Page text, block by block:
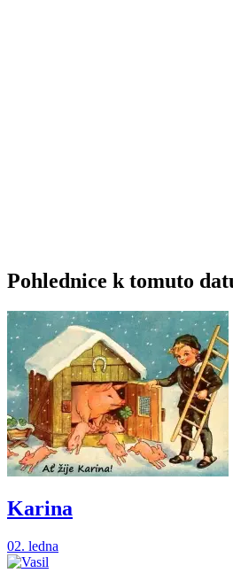
Pohlednice k tomuto
Karina
02. ledna